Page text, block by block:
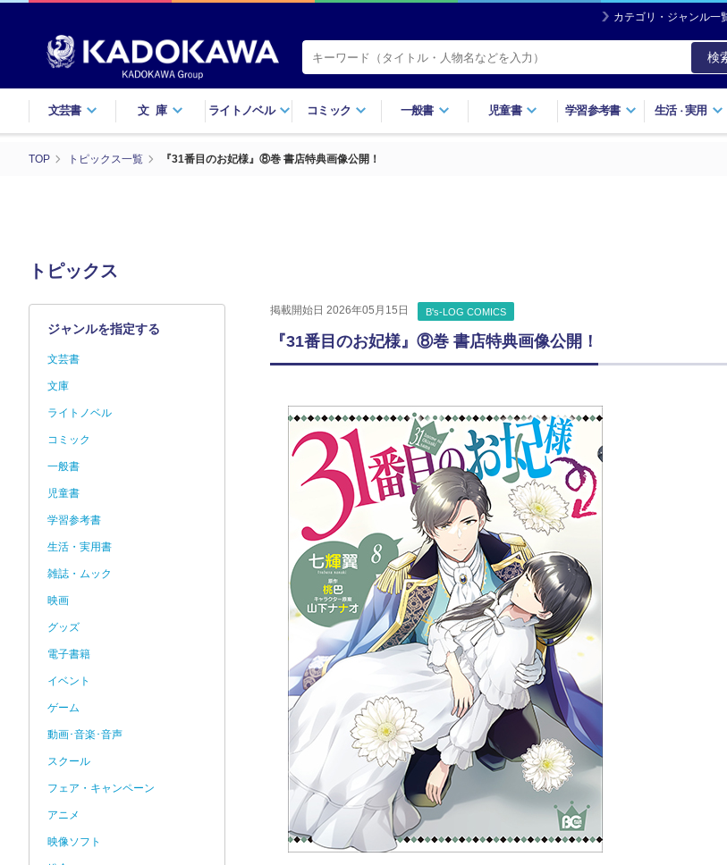
カテゴリ・ジャンル一
検
文芸書 文庫 ライトノベル コミック 一般書 児童書 学習参考書 生活・実用
TOP トピックス一覧 『31番目のお妃様』⑧巻 書店特典画像公開！
トピックス
掲載開始日 2026年05月15日 B's-LOG COMICS
『31番目のお妃様』⑧巻 書店特典画像公開！
ジャンルを指定する
文芸書
文庫
ライトノベル
コミック
一般書
児童書
学習参考書
生活・実用書
雑誌・ムック
映画
グッズ
電子書籍
イベント
ゲーム
動画･音楽･音声
スクール
フェア・キャンペーン
アニメ
映像ソフト